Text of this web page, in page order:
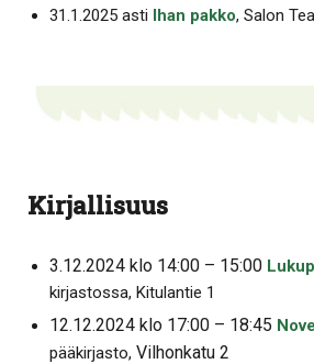
31.1.2025 asti
Ihan pakko, Salon
Kirjallisuus
3.12.2024 klo 14:00 – 15:00
kirjastossa, Kitulantie 1
12.12.2024 klo 17:00 – 18:45
pääkirjasto, Vilhonkatu 2